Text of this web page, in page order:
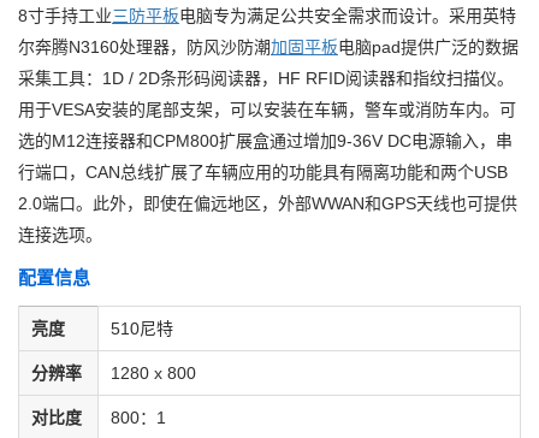
8寸手持工业三防平板电脑专为满足公共安全需求而设计。采用英特
尔奔腾N3160处理器，防风沙防潮加固平板电脑pad提供广泛的数据
采集工具：1D / 2D条形码阅读器，HF RFID阅读器和指纹扫描仪。
用于VESA安装的尾部支架，可以安装在车辆，警车或消防车内。可
选的M12连接器和CPM800扩展盒通过增加9-36V DC电源输入，串
行端口，CAN总线扩展了车辆应用的功能具有隔离功能和两个USB
2.0端口。此外，即使在偏远地区，外部WWAN和GPS天线也可提供
连接选项。
配置信息
亮度 510尼特
分辨率 1280 x 800
对比度 800：1